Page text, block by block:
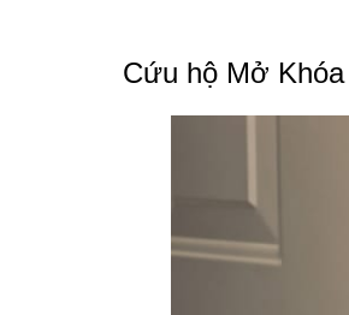
Cứu hộ Mở